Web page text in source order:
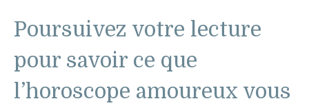
Poursuivez votre lecture
pour savoir ce que
l’horoscope amoureux vous